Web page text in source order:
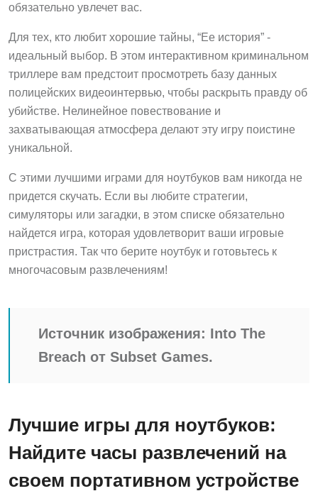
обязательно увлечет вас.
Для тех, кто любит хорошие тайны, “Ее история” -
идеальный выбор. В этом интерактивном криминальном
триллере вам предстоит просмотреть базу данных
полицейских видеоинтервью, чтобы раскрыть правду об
убийстве. Нелинейное повествование и
захватывающая атмосфера делают эту игру поистине
уникальной.
С этими лучшими играми для ноутбуков вам никогда не
придется скучать. Если вы любите стратегии,
симуляторы или загадки, в этом списке обязательно
найдется игра, которая удовлетворит ваши игровые
пристрастия. Так что берите ноутбук и готовьтесь к
многочасовым развлечениям!
Источник изображения: Into The
Breach от Subset Games.
Лучшие игры для ноутбуков:
Найдите часы развлечений на
своем портативном устройстве